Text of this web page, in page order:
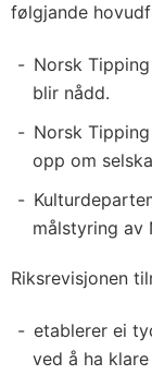
følgjande
Norsk
blir nådd.
Norsk
opp om
målstyring av
Riksrevisjonen
etablerer ei
ved å ha